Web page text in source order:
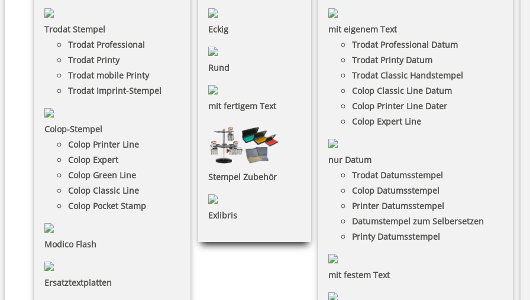
Trodat Stempel
Trodat Professional
Trodat Printy
Trodat mobile Printy
Trodat Imprint-Stempel
Colop-Stempel
Colop Printer Line
Colop Expert
Colop Green Line
Colop Classic Line
Colop Pocket Stamp
Modico Flash
Ersatztextplatten
Eckig
Rund
mit fertigem Text
Stempel Zubehör
Exlibris
mit eigenem Text
Trodat Professional Datum
Trodat Printy Datum
Trodat Classic Handstempel
Colop Classic Line Datum
Colop Printer Line Dater
Colop Expert Line
nur Datum
Trodat Datumsstempel
Colop Datumsstempel
Printer Datumsstempel
Datumstempel zum Selbersetzen
Printy Datumsstempel
mit festem Text